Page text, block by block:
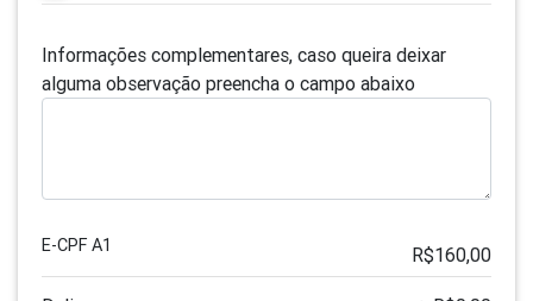
Informações complementares, caso queira deixar
alguma observação preencha o campo abaixo
E-CPF A1 R$160,00